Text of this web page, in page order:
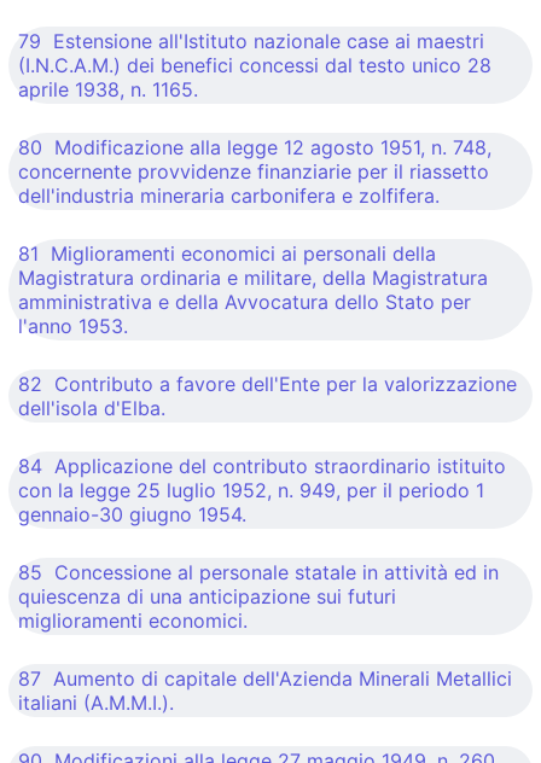
79 Estensione all'Istituto nazionale case ai maestri
(I.N.C.A.M.) dei benefici concessi dal testo unico 28
aprile 1938, n. 1165.
80 Modificazione alla legge 12 agosto 1951, n. 748,
concernente provvidenze finanziarie per il riassetto
dell'industria mineraria carbonifera e zolfifera.
81 Miglioramenti economici ai personali della
Magistratura ordinaria e militare, della Magistratura
amministrativa e della Avvocatura dello Stato per
l'anno 1953.
82 Contributo a favore dell'Ente per la valorizzazione
dell'isola d'Elba.
84 Applicazione del contributo straordinario istituito
con la legge 25 luglio 1952, n. 949, per il periodo 1
gennaio-30 giugno 1954.
85 Concessione al personale statale in attività ed in
quiescenza di una anticipazione sui futuri
miglioramenti economici.
87 Aumento di capitale dell'Azienda Minerali Metallici
italiani (A.M.M.I.).